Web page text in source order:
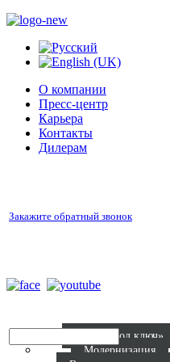
О компании
Пресс-центр
Карьера
Контакты
Дилерам
Закажите обратный звонок
Радио «под ключ»
Модернизация